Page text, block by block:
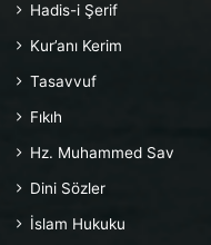
Hadis-i Şerif
Kur’anı Kerim
Tasavvuf
Fıkıh
Hz. Muhammed Sav
Dini Sözler
İslam Hukuku